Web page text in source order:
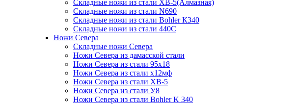
Складные ножи из стали ХВ-5(Алмазная)
Складные ножи из стали N690
Складные ножи из стали Bohler К340
Складные ножи из стали 440С
Ножи Севера
Складные ножи Севера
Ножи Севера из дамасской стали
Ножи Севера из стали 95х18
Ножи Севера из стали х12мф
Ножи Севера из стали ХВ-5
Ножи Севера из стали У8
Ножи Севера из стали Bohler K 340